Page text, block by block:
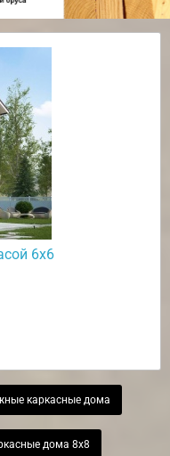
6х6
каркасные дома
дома 8х8